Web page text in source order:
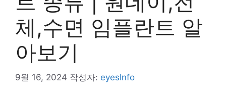
체,수면 임플란트 알
아보기
9월 16, 2024 작성자: eyesInfo